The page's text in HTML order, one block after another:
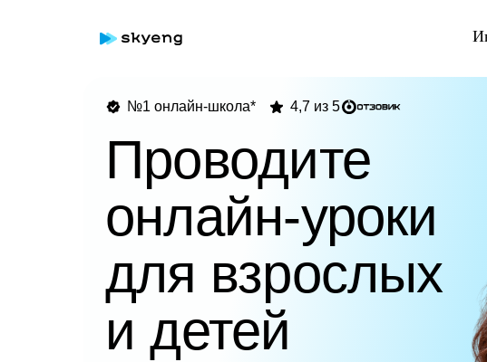
№1 онлайн-школа* 4,7 из 5
Проводите
онлайн-уроки
для взрослых
и детей